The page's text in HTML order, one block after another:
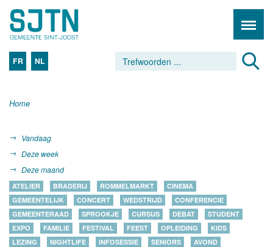
FR NL
Home
Vandaag
Deze week
Deze maand
ATELIER BRADERIJ ROMMELMARKT
CINEMA
GEMEENTELIJK
CONCERT WEDSTRIJD
CONFERENCIE
GEMEENTERAAD
SPROOKJE CURSUS DEBAT
STUDENT
EXPO
FAMILIE FESTIVAL FEEST OPLEIDING
KIDS
LEZING
NIGHTLIFE INFOSESSIE SENIORS
AVOND